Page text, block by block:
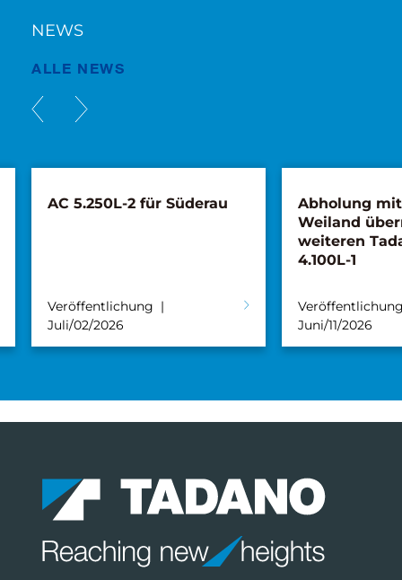
NEWS
ALLE NEWS
AC 5.250L-2 für Süderau
Veröffentlichung
Juli/02/2026
Abholung
Weiland
weiteren
4.100L-1
Juni/11/2026